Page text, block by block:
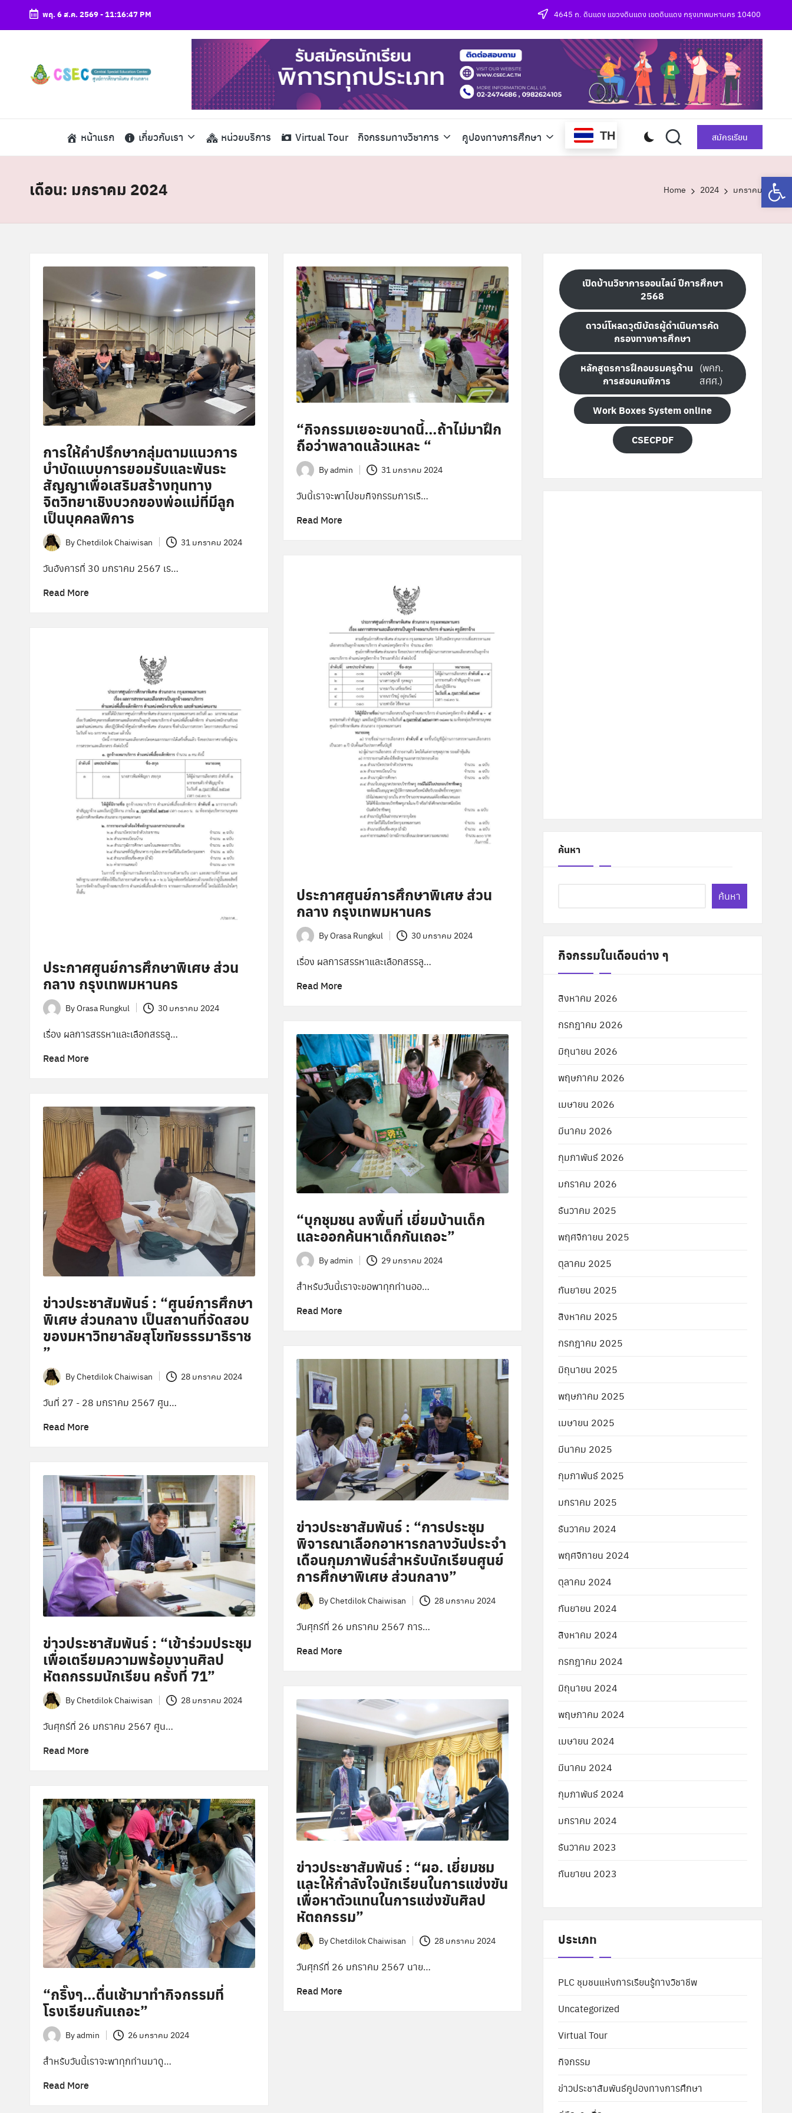
Skip
พฤ. 6 ส.ค. 2569-11:16:48 PM 4645 ถ. ดินแดง แขวงดินแดง เขตดินแดง กรุงเทพมหานคร 10400
ศู
ก
า
ร
ศึ
ก
พิ
ษ
น
ก
csec
หน้าแรก เกี่ยวกับเรา หน่วยบริการ Virtual Tour กิจกรรมทางวิชาการ คูปองทางการศึกษา TH สมัครเรียน
เดือน: มกราคม 2024 Home 2024 มกราคม
การให้คำปรึกษากลุ่มตามแนวการ
บำบัดแบบการยอมรับและพันธะ
สัญญาเพื่อเสริมสร้างทุนทาง
จิตวิทยาเชิงบวกของพ่อแม่ที่มีลูก
เป็นบุคคลพิการ
Posted
by
ByChetdilok Chaiwisan 31 มกราคม 2024
วันอังคารที่ 30 มกราคม 2567 เร…
Read More
“กิจกรรมเยอะขนาดนี้…ถ้าไม่มาฝึก
ถือว่าพลาดแล้วแหละ “
Posted
by
Byadmin 31 มกราคม 2024
วันนี้เราจะพาไปชมกิจกรรมการเรี…
Read More
ประกาศศูนย์การศึกษาพิเศษ ส่วน
กลาง กรุงเทพมหานคร
Posted
by
ByOrasa Rungkul 30 มกราคม 2024
เรื่อง ผลการสรรหาและเลือกสรรลู…
Read More
ประกาศศูนย์การศึกษาพิเศษ ส่วน
กลาง กรุงเทพมหานคร
Posted
by
ByOrasa Rungkul 30 มกราคม 2024
เรื่อง ผลการสรรหาและเลือกสรรลู…
Read More
“บุกชุมชน ลงพื้นที่ เยี่ยมบ้านเด็ก
และออกค้นหาเด็กกันเถอะ”
Posted
by
Byadmin 29 มกราคม 2024
สำหรับวันนี้เราจะขอพาทุกท่านออ…
Read More
ข่าวประชาสัมพันธ์ : “ศูนย์​การศึกษา​
พิเศษ ​​ส่วนกลาง​ เป็นสถานที่จัดสอบ
ของม​หาวิทยาลัยสุโขทัยธรรมาธิราช​
”
Posted
by
ByChetdilok Chaiwisan 28 มกราคม 2024
วันที่ 27 - 28 มกราคม 2567 ศูน…
Read More
ข่าวประชาสัมพันธ์ : “การประชุม
พิจารณาเลือกอาหารกลางวันประจำ
เดือนกุมภาพันธ์สำหรับนักเรียนศูนย์
การศึกษาพิเศษ ส่วนกลาง”
Posted
by
ByChetdilok Chaiwisan 28 มกราคม 2024
วันศุกร์ที่ 26 มกราคม 2567 การ…
Read More
ข่าวประชาสัมพันธ์ : “เข้าร่วมประชุม
เพื่อเตรียมความพร้อมงานศิลป
หัตถกรรมนักเรียน ครั้งที่ 71”
Posted
by
ByChetdilok Chaiwisan 28 มกราคม 2024
วันศุกร์ที่ 26 มกราคม 2567 ศูน…
Read More
ข่าวประชาสัมพันธ์ : “ผอ. เยี่ยมชม
และให้กำลังใจนักเรียนในการแข่งขัน
เพื่อหาตัวแทนในการแข่งขันศิลป
หัตถกรรม”
Posted
by
ByChetdilok Chaiwisan 28 มกราคม 2024
วันศุกร์ที่ 26 มกราคม 2567 นาย…
Read More
“กริ๊งๆ…ตื่นเช้ามาทำกิจกรรมที่
โรงเรียนกันเถอะ”
Posted
by
Byadmin 26 มกราคม 2024
สำหรับวันนี้เราจะพาทุกท่านมาดู…
Read More
เปิดบ้านวิชาการออนไลน์ ปีการศึกษา
2568
ดาวน์โหลดวุฒิบัตรผู้ดำเนินการคัด
กรองทางการศึกษา
หลักสูตรการฝึกอบรมครูด้าน
การสอนคนพิการ
(พคก.
สศศ.)
Work Boxes System online
CSECPDF
ค้นหา
ค้นหา
กิจกรรมในเดือนต่าง ๆ
สิงหาคม 2026
กรกฎาคม 2026
มิถุนายน 2026
พฤษภาคม 2026
เมษายน 2026
มีนาคม 2026
กุมภาพันธ์ 2026
มกราคม 2026
ธันวาคม 2025
พฤศจิกายน 2025
ตุลาคม 2025
กันยายน 2025
สิงหาคม 2025
กรกฎาคม 2025
มิถุนายน 2025
พฤษภาคม 2025
เมษายน 2025
มีนาคม 2025
กุมภาพันธ์ 2025
มกราคม 2025
ธันวาคม 2024
พฤศจิกายน 2024
ตุลาคม 2024
กันยายน 2024
สิงหาคม 2024
กรกฎาคม 2024
มิถุนายน 2024
พฤษภาคม 2024
เมษายน 2024
มีนาคม 2024
กุมภาพันธ์ 2024
มกราคม 2024
ธันวาคม 2023
กันยายน 2023
ประเภท
PLC ชุมชนแห่งการเรียนรู้ทางวิชาชีพ
Uncategorized
Virtual Tour
กิจกรรม
ข่าวประชาสัมพันธ์คูปองทางการศึกษา